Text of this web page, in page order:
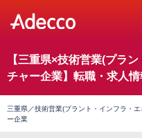
【三重県×技術営業(プラ
チャー企業】転職・求人情
三重県／技術営業(プラント・インフラ・
ー企業